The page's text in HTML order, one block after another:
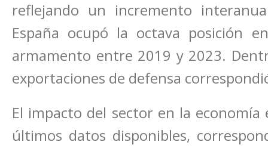
reflejando un incremento
España ocupó la octava posición
armamento entre 2019 y 2023.
exportaciones de defensa
El impacto del sector en la
últimos datos disponibles,